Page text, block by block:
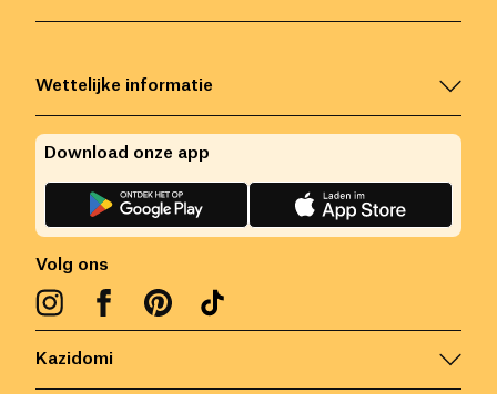
Kazidomi
Wettelijke informatie
Volg ons
Download onze app